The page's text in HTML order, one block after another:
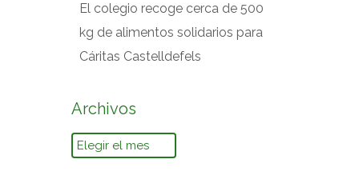
El colegio recoge cerca de 500
kg de alimentos solidarios para
Cáritas Castelldefels
Archivos
Archivos